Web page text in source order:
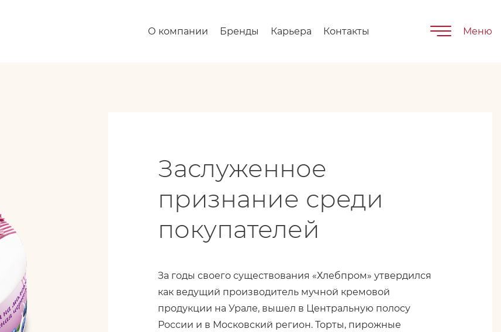
О компании Бренды Карьера Контакты Меню
Заслуженное
признание среди
покупателей
За годы своего существования «Хлебпром» утвердился
как ведущий производитель мучной кремовой
продукции на Урале, вышел в Центральную полосу
России и в Московский регион. Торты, пирожные